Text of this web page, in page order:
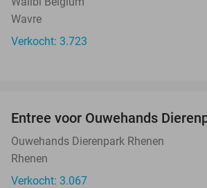
Wavre
Verkocht: 3.723
Entree voor Ouwehands
Ouwehands Dierenpark Rhenen
Rhenen
Verkocht: 3.067